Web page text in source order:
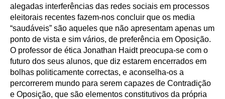
alegadas interferências das redes sociais em processos
eleitorais recentes fazem-nos concluir que os media
“saudáveis” são aqueles que não apresentam apenas um
ponto de vista e sim vários, de preferência em Oposição.
O professor de ética Jonathan Haidt preocupa-se com o
futuro dos seus alunos, que diz estarem encerrados em
bolhas politicamente correctas, e aconselha-os a
percorrerem mundo para serem capazes de Contradição
e Oposição, que são elementos constitutivos da própria